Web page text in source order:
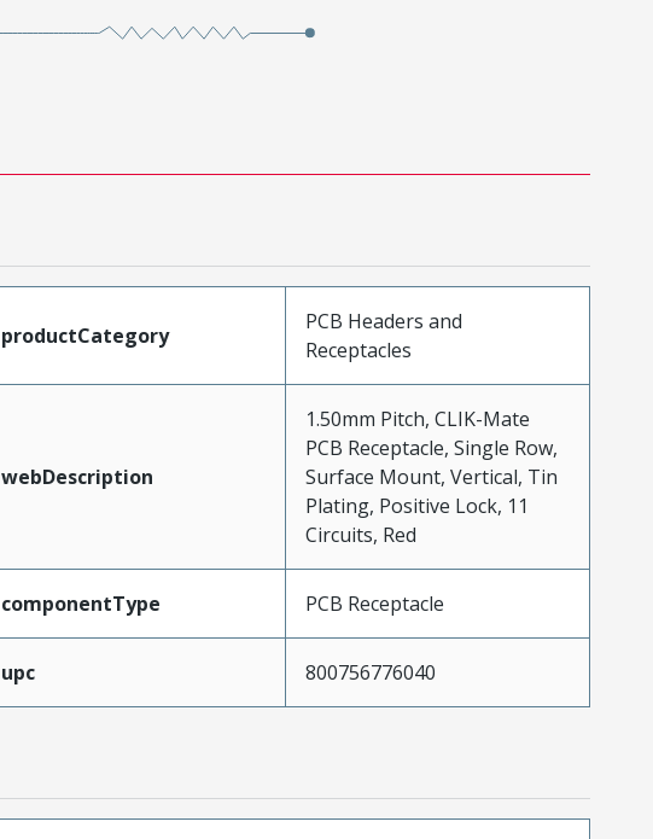
productCategory
PCB Headers and
Receptacles
webDescription
1.50mm Pitch, CLIK-Mate
PCB Receptacle, Single Row,
Surface Mount, Vertical, Tin
Plating, Positive Lock, 11
Circuits, Red
componentType PCB Receptacle
upc 800756776040